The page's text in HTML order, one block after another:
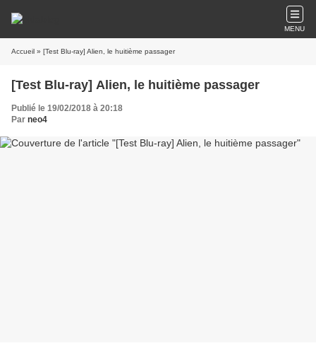
MENU
Accueil » [Test Blu-ray] Alien, le huitième passager
[Test Blu-ray] Alien, le huitième passager
Publié le 19/02/2018 à 20:18
Par neo4